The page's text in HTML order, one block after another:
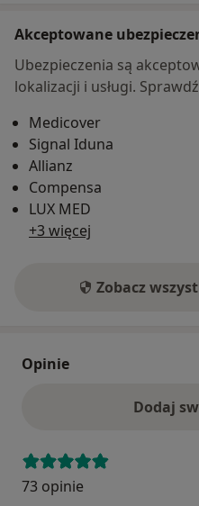
Akceptowane
Ubezpieczenia są
lokalizacji i usługi.
Medicover
Signal Iduna
Allianz
Compensa
LUX MED
+3 więcej
Zobacz
Opinie
Dodaj
73 opinie